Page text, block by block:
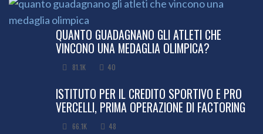
QUANTO GUADAGNANO GLI ATLETI CHE
VINCONO UNA MEDAGLIA OLIMPICA?
81.1K 40
ISTITUTO PER IL CREDITO SPORTIVO E PRO
VERCELLI, PRIMA OPERAZIONE DI FACTORING
66.1K 48